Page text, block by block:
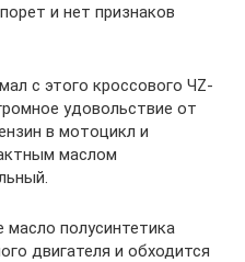
и нет признаков
с этого кроссового ЧZ-
удовольствие от
в мотоцикл и
маслом
масло полусинтетика
двигателя и обходится